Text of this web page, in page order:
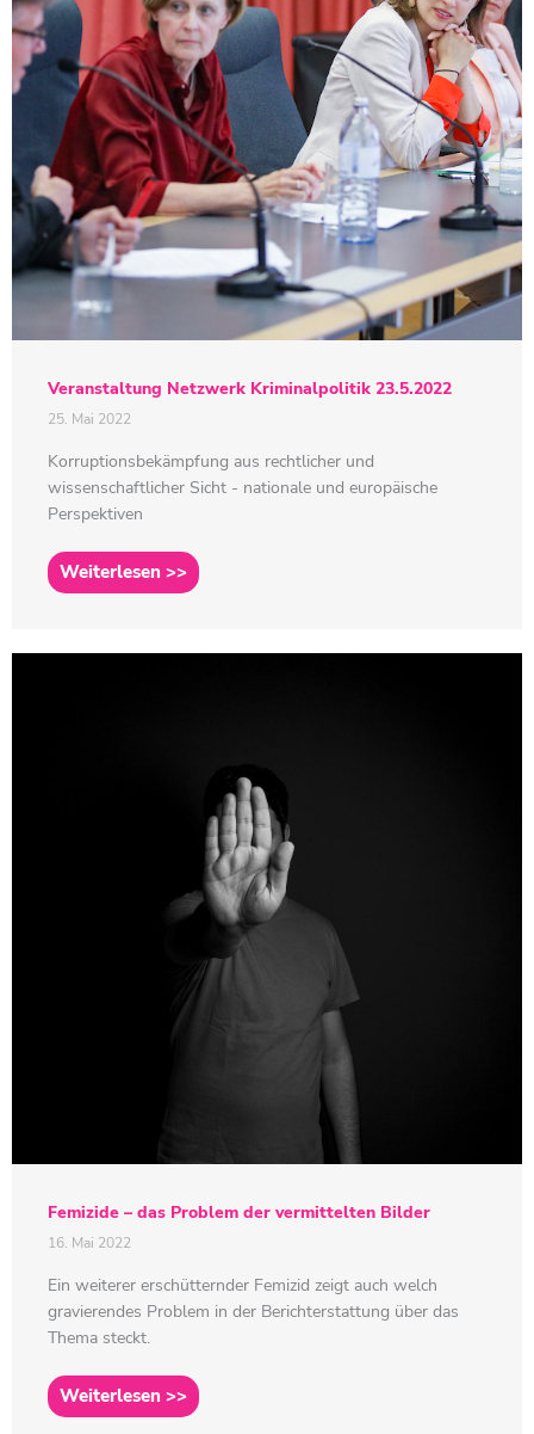
Veranstaltung Netzwerk Kriminalpolitik 23.5.2022
25. Mai 2022
Korruptionsbekämpfung aus rechtlicher und
wissenschaftlicher Sicht - nationale und europäische
Perspektiven
Weiterlesen >>
Femizide – das Problem der vermittelten Bilder
16. Mai 2022
Ein weiterer erschütternder Femizid zeigt auch welch
gravierendes Problem in der Berichterstattung über das
Thema steckt.
Weiterlesen >>